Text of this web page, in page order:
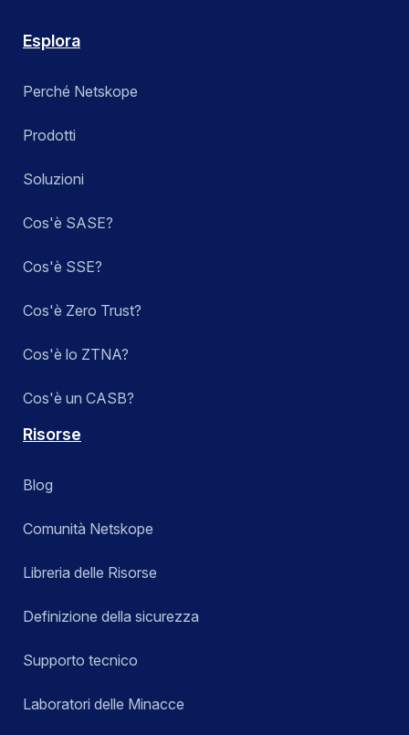
Esplora
Perché Netskope
Prodotti
Soluzioni
Cos'è SASE?
Cos'è SSE?
Cos'è Zero Trust?
Cos'è lo ZTNA?
Cos'è un CASB?
Risorse
Blog
Comunità Netskope
Libreria delle Risorse
Definizione della sicurezza
Supporto tecnico
Laboratori delle Minacce